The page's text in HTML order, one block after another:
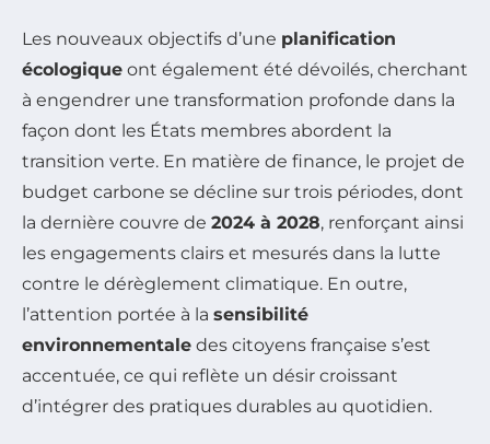
Les nouveaux objectifs d’une planification
écologique ont également été dévoilés, cherchant
à engendrer une transformation profonde dans la
façon dont les États membres abordent la
transition verte. En matière de finance, le projet de
budget carbone se décline sur trois périodes, dont
la dernière couvre de 2024 à 2028, renforçant ainsi
les engagements clairs et mesurés dans la lutte
contre le dérèglement climatique. En outre,
l’attention portée à la sensibilité
environnementale des citoyens française s’est
accentuée, ce qui reflète un désir croissant
d’intégrer des pratiques durables au quotidien.